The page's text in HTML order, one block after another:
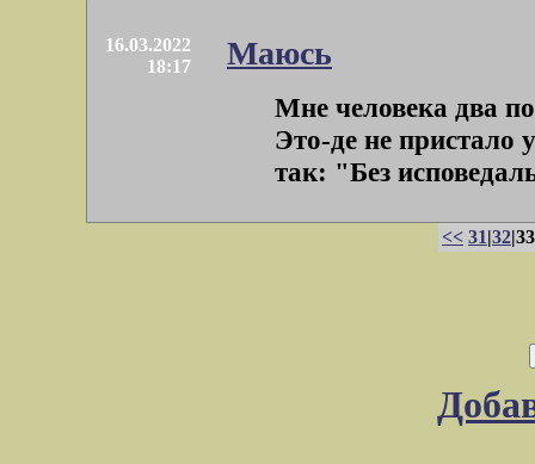
16.03.2022
18:17
Маюсь
Мне человека два
Это-де не пристало
так: "Без
<< 31|32